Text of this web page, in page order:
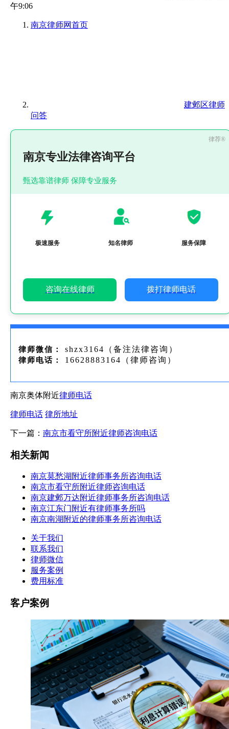
午9:06
南京律师网首页
建邺区律师
问答
南京专业法律咨询平台
甄选靠谱律师 保障专业服务
极速服务 知名律师 服务保障
咨询在线律师 拨打律师电话
律师微信： shzx3164（备注法律咨询）
律师电话： 16628883164（律师咨询）
南京奥体附近律师电话
律师电话 律所地址
下一篇： 南京市看守所附近律师咨询电话
相关新闻
南京莫愁湖附近律师事务所咨询电话
南京市看守所附近律师咨询电话
南京建邺万达附近律师事务所咨询电话
南京江东门附近有律师事务所吗
南京南湖附近的律师事务所咨询电话
关于我们
联系我们
律师微信
服务案例
费用标准
客户案例